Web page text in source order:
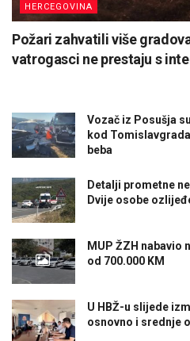
HERCEGOVINA
Požari zahvatili više
vatrogasci ne prestaju s
Vozač iz Posušja
kod
beba
Detalji prometne
Dvije osobe
MUP ŽZH nabavio
od 700.000 KM
U HBŽ-u slijede
osnovno i srednje